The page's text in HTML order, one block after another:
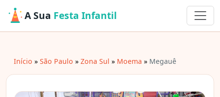
A Sua Festa Infantil
Início São Paulo Zona Sul Moema Megauê